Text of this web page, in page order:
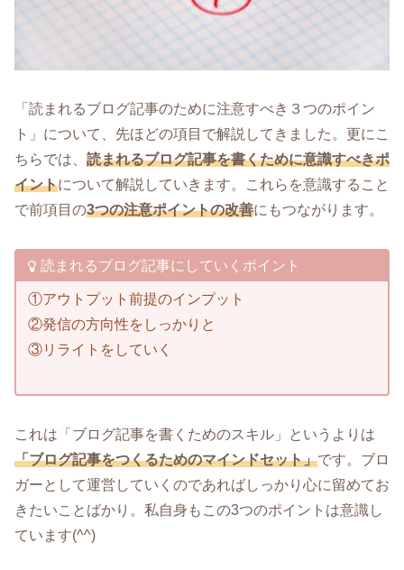
「読まれるブログ記事のために注意すべき３つのポイン
ト」について、先ほどの項目で解説してきました。更にこ
ちらでは、 読まれるブログ記事を書くために意識すべきポ
イントについて解説していきます。これらを意識すること
で前項目の3つの注意ポイントの改善にもつながります。
読まれるブログ記事にしていくポイント
①アウトプット前提のインプット
②発信の方向性をしっかりと
③リライトをしていく
これは「ブログ記事を書くためのスキル」というよりは
「ブログ記事をつくるためのマインドセット」です。ブロ
ガーとして運営していくのであればしっかり心に留めてお
きたいことばかり。私自身もこの3つのポイントは意識し
ています(^^)